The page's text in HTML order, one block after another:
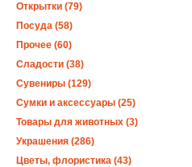
Открытки (79)
Посуда (58)
Прочее (60)
Сладости (38)
Сувениры (129)
Сумки и аксессуары (25)
Товары для животных (3)
Украшения (286)
Цветы, флористика (43)